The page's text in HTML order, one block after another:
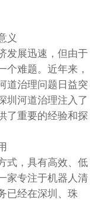
义
发展迅速，但由于
个难题。近年来，
道治理问题日益突
圳河道治理注入了
了重要的经验和探
式，具有高效、低
家专注于机器人清
已经在深圳、珠